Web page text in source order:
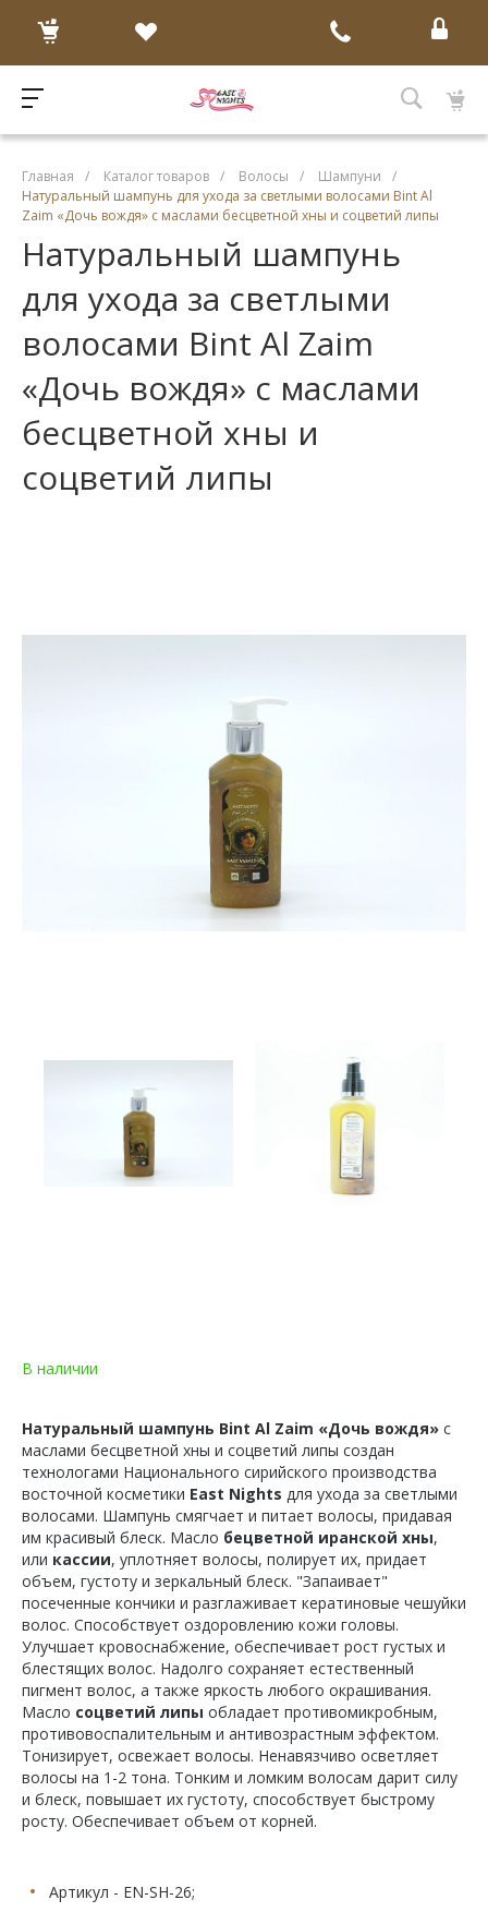
Главная / Каталог товаров / Волосы / Шампуни
/
Натуральный шампунь для ухода за светлыми волосами Bint Al
Zaim «Дочь вождя» с маслами бесцветной хны и соцветий липы
Натуральный шампунь
для ухода за светлыми
волосами Bint Al Zaim
«Дочь вождя» с маслами
бесцветной хны и
соцветий липы
В наличии
Натуральный шампунь Bint Al Zaim «Дочь вождя» с
маслами бесцветной хны и соцветий липы создан
технологами Национального сирийского производства
восточной косметики East Nights для ухода за светлыми
волосами. Шампунь смягчает и питает волосы, придавая
им красивый блеск. Масло бецветной иранской хны,
или кассии, уплотняет волосы, полирует их, придает
объем, густоту и зеркальный блеск. "Запаивает"
посеченные кончики и разглаживает кератиновые чешуйки
волос. Способствует оздоровлению кожи головы.
Улучшает кровоснабжение, обеспечивает рост густых и
блестящих волос. Надолго сохраняет естественный
пигмент волос, а также яркость любого окрашивания.
Масло соцветий липы обладает противомикробным,
противовоспалительным и антивозрастным эффектом.
Тонизирует, освежает волосы. Ненавязчиво осветляет
волосы на 1-2 тона. Тонким и ломким волосам дарит силу
и блеск, повышает их густоту, способствует быстрому
росту. Обеспечивает объем от корней.
Артикул - EN-SH-26;